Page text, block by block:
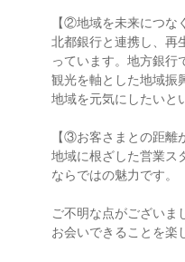
【②地域を未来につな
北都銀行と連携し、再
っています。地方銀行
観光を軸とした地域振
地域を元気にしたいと
【③お客さまとの距離
地域に根ざした営業ス
ならではの魅力です。
ご不明な点がございま
お会いできることを楽